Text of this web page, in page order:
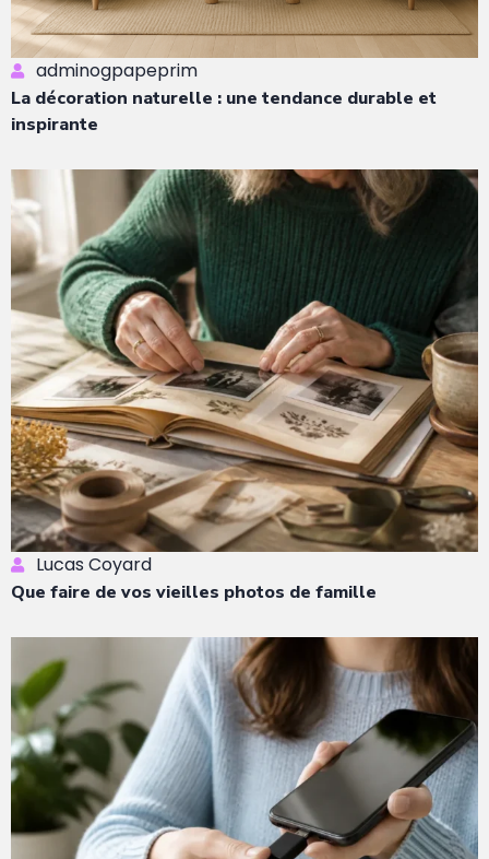
adminogpapeprim
La décoration naturelle : une tendance durable et
inspirante
Lucas Coyard
Que faire de vos vieilles photos de famille